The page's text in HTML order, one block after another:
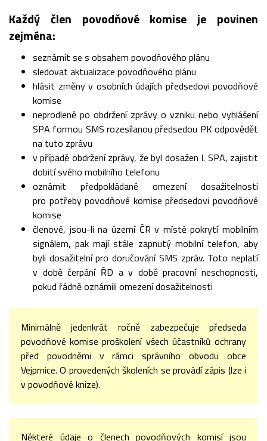
Každý člen povodňové komise je povinen
zejména:
seznámit se s obsahem povodňového plánu
sledovat aktualizace povodňového plánu
hlásit změny v osobních údajích předsedovi povodňové
komise
neprodleně po obdržení zprávy o vzniku nebo vyhlášení
SPA formou SMS rozesílanou předsedou PK odpovědět
na tuto zprávu
v případě obdržení zprávy, že byl dosažen I. SPA, zajistit
dobití svého mobilního telefonu
oznámit předpokládané omezení dosažitelnosti
pro potřeby povodňové komise předsedovi povodňové
komise
členové, jsou-li na území ČR v místě pokrytí mobilním
signálem, pak mají stále zapnutý mobilní telefon, aby
byli dosažitelní pro doručování SMS zpráv. Toto neplatí
v době čerpání ŘD a v době pracovní neschopnosti,
pokud řádně oznámili omezení dosažitelnosti
Minimálně jedenkrát ročně zabezpečuje předseda
povodňové komise proškolení všech účastníků ochrany
před povodněmi v rámci správního obvodu obce
Vejprnice. O provedených školeních se provádí zápis (lze i
v povodňové knize).
Některé údaje o členech povodňových komisí jsou